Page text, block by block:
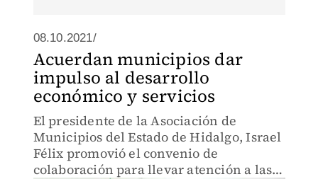
08.10.2021/
Acuerdan municipios dar
impulso al desarrollo
económico y servicios
El presidente de la Asociación de
Municipios del Estado de Hidalgo, Israel
Félix promovió el convenio de
colaboración para llevar atención a las